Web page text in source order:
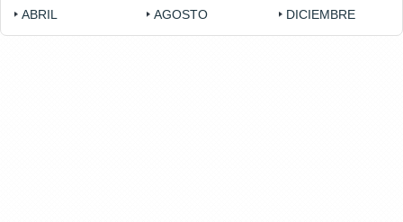
ABRIL
AGOSTO
DICIEMBRE